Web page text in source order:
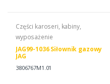
Części karoseri, kabiny,
wyposażenie
JAG99-1036 Siłownik gazowy
JAG
3806767M1.01